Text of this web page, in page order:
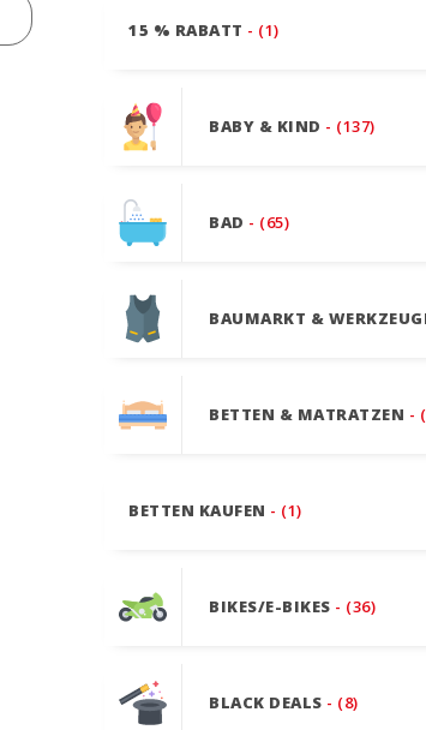
15 % RABATT - (1)
BABY & KIND - (137)
BAD - (65)
BAUMARKT &
BETTEN & MATRATZEN -
BETTEN KAUFEN - (1)
BIKES/E-BIKES - (36)
BLACK DEALS - (8)